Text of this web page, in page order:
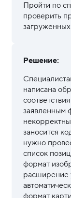
Пройти по
проверить
Решение:
написана
заявленным
заносится
нужно
список
формат
расширение
формат